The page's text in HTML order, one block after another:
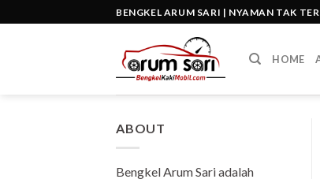
to
BENGKEL ARUM SARI | NYAMAN TAK
HOME
ABOUT
Bengkel Arum Sari adalah